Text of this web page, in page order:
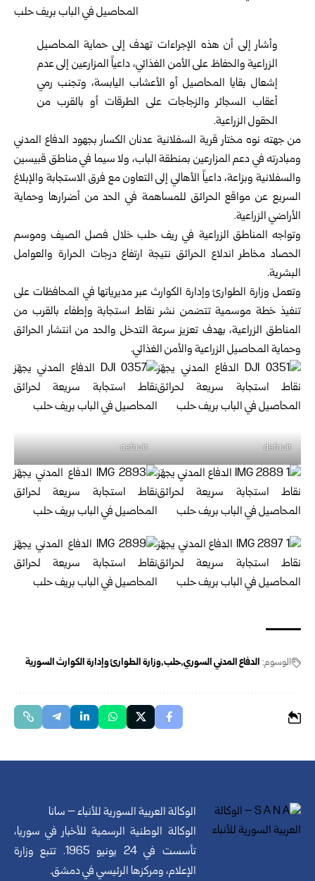
وأشار إلى أن هذه الإجراءات تهدف إلى حماية المحاصيل
الزراعية والحفاظ على الأمن الغذائي، داعياً المزارعين إلى عدم
إشعال بقايا المحاصيل أو الأعشاب اليابسة، وتجنب رمي
أعقاب السجائر والزجاجات على الطرقات أو بالقرب من
الحقول الزراعية.
من جهته نوه مختار قرية السفلانية عدنان الكسار بجهود الدفاع المدني
ومبادرته في دعم المزارعين بمنطقة الباب، ولا سيما في مناطق قبيسين
والسفلانية وبزاعة، داعياً الأهالي إلى التعاون مع فرق الاستجابة والإبلاغ
السريع عن مواقع الحرائق للمساهمة في الحد من أضرارها وحماية
الأراضي الزراعية.
وتواجه المناطق الزراعية في ريف حلب خلال فصل الصيف وموسم
الحصاد مخاطر اندلاع الحرائق نتيجة ارتفاع درجات الحرارة والعوامل
البشرية.
وتعمل وزارة الطوارئ وإدارة الكوارث عبر مديرياتها في المحافظات على
تنفيذ خطة موسمية تتضمن نشر نقاط استجابة وإطفاء بالقرب من
المناطق الزراعية، بهدف تعزيز سرعة التدخل والحد من انتشار الحرائق
وحماية المحاصيل الزراعية والأمن الغذائي.
default
default
الوسوم: الدفاع المدني السوري حلب وزارة الطوارئ وإدارة الكوارث السورية
الوكالة العربية السورية للأنباء – سانا
الوكالة الوطنية الرسمية للأخبار في سوريا،
تأسست في 24 يونيو 1965. تتبع وزارة
الإعلام، ومركزها الرئيسي في دمشق.